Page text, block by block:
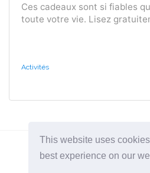
This website uses
best experience on our
Ces cadeaux sont si fiables
toute votre vie. Lisez
Activités